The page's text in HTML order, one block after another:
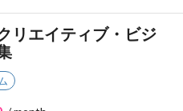
リエイティブ・ビジ